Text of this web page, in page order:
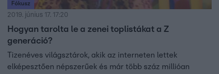
Fókusz
2019. június 17. 17:20
Hogyan tarolta le a zenei toplistákat a Z
generáció?
Tizenéves világsztárok, akik az interneten lettek
elképesztően népszerűek és már több száz millióan